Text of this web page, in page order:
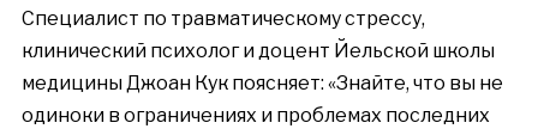
Специалист по травматическому стрессу,
клинический психолог и доцент Йельской школы
медицины Джоан Кук поясняет: «Знайте, что вы не
одиноки в ограничениях и проблемах последних